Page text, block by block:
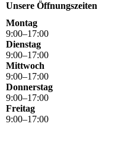
Unsere Öffnungszeiten
Montag
9:00–17:00
Dienstag
9:00–17:00
Mittwoch
9:00–17:00
Donnerstag
9:00–17:00
Freitag
9:00–17:00